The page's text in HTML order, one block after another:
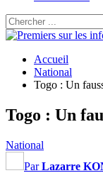
Accueil
National
Togo : Un
Togo : Un
National
ParLazarre